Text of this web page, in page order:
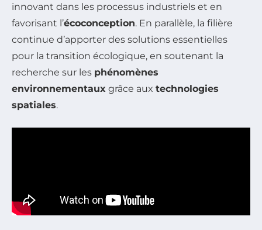
innovant dans les processus industriels et en
favorisant l’écoconception. En parallèle, la filière
continue d’apporter des solutions essentielles
pour la transition écologique, en soutenant la
recherche sur les phénomènes
environnementaux grâce aux technologies
spatiales.